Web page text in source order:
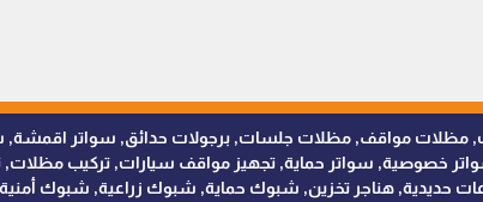
- 0538402607 © مظلات سيارات, مظلات مواقف, مظلات جلسات, برجولات
سواتر حماية, تجهيز مواقف سيارات, تركيب مظلات,
حديدية, هناجر تخزين, شبوك حماية, شبوك زراعية, شبوك أمنية